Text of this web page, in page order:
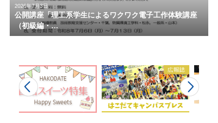
2026年7月3日
公開講座「理工系学生によるワクワク電子工作体験講座
（初級編・…